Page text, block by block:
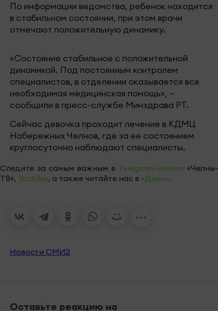
По информации ведомства, ребенок находится
в стабильном состоянии, при этом врачи
отмечают положительную динамику.
«Состояние стабильное с положительной
динамикой. Под постоянным контролем
специалистов, в отделении оказывается вся
необходимая медицинская помощь», –
сообщили в пресс-службе Минздрава РТ.
Сейчас девочка проходит лечение в КДМЦ
Набережных Челнов, где за ее состоянием
круглосуточно наблюдают специалисты.
Следите за самым важным в Telegram-канале «Челны-
ТВ», Youtube, а также читайте нас в «Дзен».
Новости СМИ2
Оставьте реакцию на